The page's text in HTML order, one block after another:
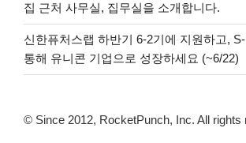
집 근처 사무실, 집무실을 소개합니다.
신한퓨처스랩 하반기 6-2기에 지원하고,
통해 유니콘 기업으로 성장하세요 (~6/22)
© Since 2012, RocketPunch, Inc. All rights